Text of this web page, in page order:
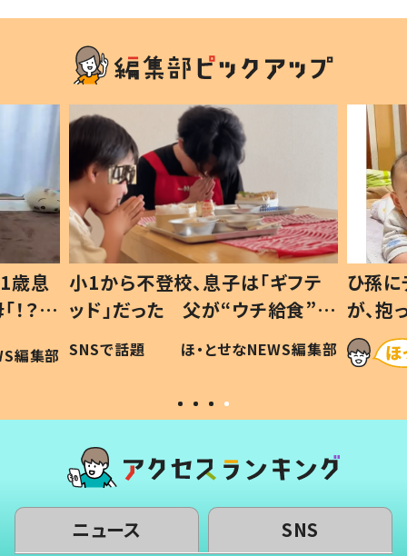
歳息
？」
編集部
小1から不登校、息子は「ギフテ
ッド」だった 父が“ウチ給食”を
作り続ける理由とは #令和の親
#令和の子
SNSで話題 ほ・とせなNEWS編集部
ひ孫
が、
「涙が
い」
ニュース SNS